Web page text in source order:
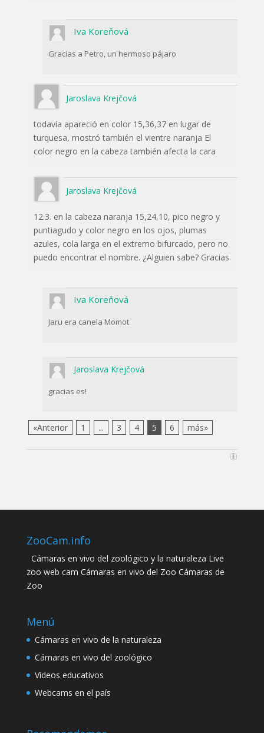
Iva Koreňová
Gracias a Petro, un hermoso pájaro
Jaroslava Krejčová
todavía apareció en color 15,36,37 en lugar de
turquesa, mostró también el vientre naranja El
color negro en la cabeza también afecta la cara
Jaroslava Krejčová
12.3. en la cabeza naranja 15,24,10, pico negro y
puntiagudo y color negro en los ojos, plumas
azules, cola larga en el extremo bifurcado, pero no
puedo encontrar el nombre. ¿Alguien sabe? Gracias
Iva Koreňová
Jaru era canela Momot
Jaroslava Krejčová
gracias es!
«Anterior 1 ... 3 4 5 6 más»
ZooCam.info
Cámaras en vivo del zoológico y la naturaleza Live
zoo web cam Cámaras en vivo del Zoo Cámaras de
Zoo
Menú
Cámaras en vivo de la naturaleza
Cámaras en vivo del zoológico
Videos educativos
Webcams en el país